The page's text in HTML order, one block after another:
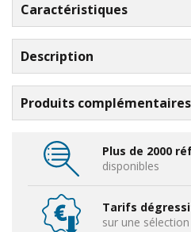
Caractéristiques
Description
Produits complémentaires
Plus de 2000
disponibles
Tarifs
sur une